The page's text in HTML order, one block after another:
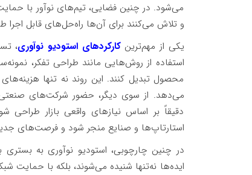
می‌شود. در چنین فضایی، تیم‌های نوآور با
و تلاش می‌کنند برای آن‌ها راه‌حل‌های قابل اجرا
یکی از مهم‌ترین کارکردهای استودیو نوآوری،
استفاده از روش‌هایی مانند طراحی تفکر،
محصول تبدیل کنند. این روند نه تنها
می‌دهد. از سوی دیگر، حضور شرکت‌های
دقیقاً بر اساس نیازهای واقعی بازار
استارتاپ‌ها و صنایع منجر شود و فرصت‌های
در چنین چارچوبی، استودیو نوآوری به
ایده‌ها نه‌تنها شنیده می‌شوند، بلکه با